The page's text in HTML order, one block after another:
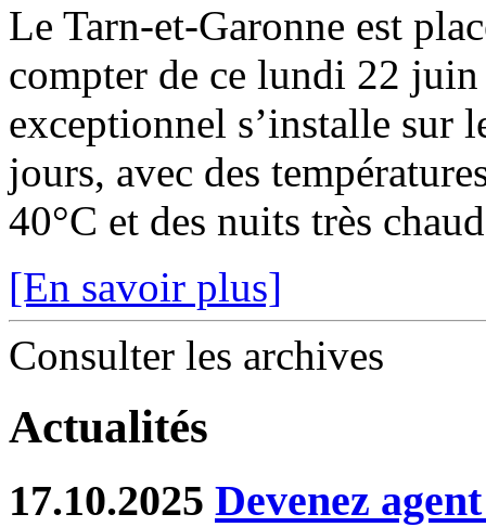
Le Tarn-et-Garonne est
compter de ce lundi 22
exceptionnel s’installe sur
jours, avec des
40°C et des nuits très
[En savoir plus]
Consulter les archives
Actualités
17.10.2025 Devenez